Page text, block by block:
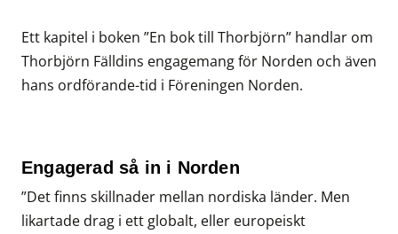
Ett kapitel i boken ”En bok till Thorbjörn” handlar om
Thorbjörn Fälldins engagemang för Norden och även
hans ordförande-tid i Föreningen Norden.
Engagerad så in i Norden
”Det finns skillnader mellan nordiska länder. Men
likartade drag i ett globalt, eller europeiskt